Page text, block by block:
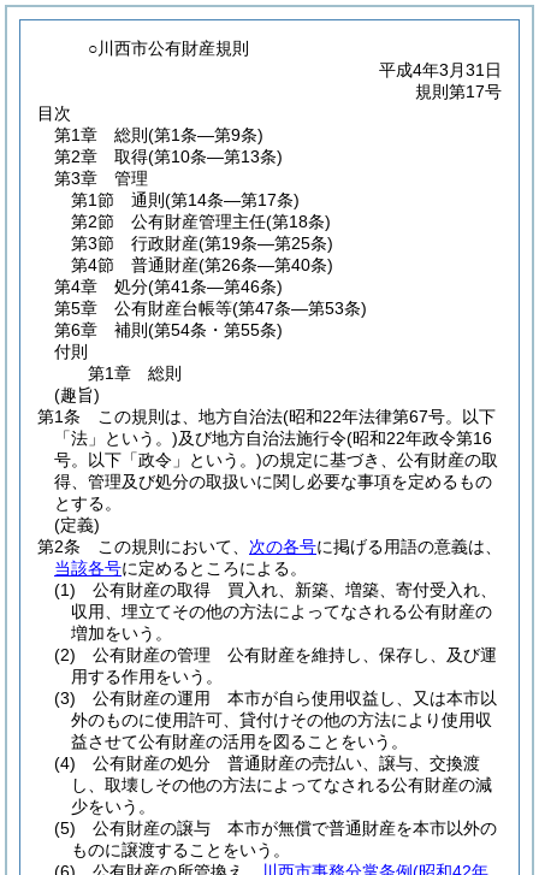
○川西市公有財産規則
平成4年3月31日
規則第17号
目次
第1章
総則 (第1条―第9条)
第2章
取得(第10条―第13条)
第3章
管理
第1節
通則 (第14条―第17条)
第2節
公有財産管理主任(第18条)
第3節
行政財産(第19条―第25条)
第4節
普通財産(第26条―第40条)
第4章
処分(第41条―第46条)
第5章
公有財産台帳等(第47条―第53条)
第6章
補則 (第54条・第55条)
付則
第1章
総則
(趣旨)
第1条
この規則は、地方自治法(昭和22年法律第67号。以下
「法」という。)及び地方自治法施行令(昭和22年政令第16
号。以下「政令」という。)の規定に基づき、公有財産の取
得、管理及び処分の取扱いに関し必要な事項を定めるもの
とする。
(定義)
第2条
この規則において、 次の各号に掲げる用語の意義は、
当該各号に定めるところによる。
(1)
公有財産の取得 買入れ、新築、増築、寄付受入れ、
収用、埋立てその他の方法によってなされる公有財産の
増加をいう。
(2)
公有財産の管理 公有財産を維持し、保存し、及び運
用する作用をいう。
(3)
公有財産の運用 本市が自ら使用収益し、又は本市以
外のものに使用許可、貸付けその他の方法により使用収
益させて公有財産の活用を図ることをいう。
(4)
公有財産の処分 普通財産の売払い、譲与、交換渡
し、取壊しその他の方法によってなされる公有財産の減
少をいう。
(5)
公有財産の譲与 本市が無償で普通財産を本市以外の
ものに譲渡することをいう。